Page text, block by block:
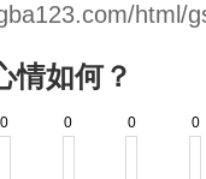
html/
情如何？
0 0 0 0